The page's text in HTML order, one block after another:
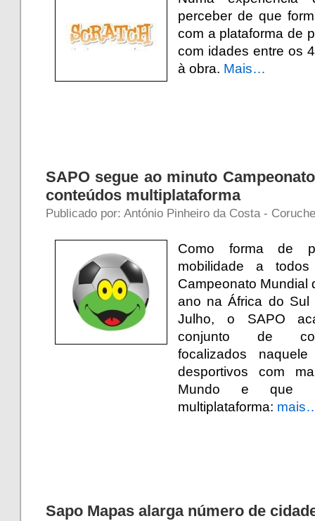
perceber de que
com a plataforma de
com idades entre os
à obra. Mais…
SAPO segue ao minuto
conteúdos multiplataforma
Publicado por: António Pinheiro da Costa -
Como forma de
mobilidade a
Campeonato Mundial
ano na África do
Julho, o SAPO
conjunto de
focalizados
desportivos com
Mundo e que
multiplataforma:
Sapo Mapas alarga número de